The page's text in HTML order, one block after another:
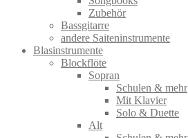
Zubehör
Bassgitarre
andere Saiteninstrumente
Blasinstrumente
Blockflöte
Sopran
Schulen & mehr
Mit Klavier
Solo & Duette
Alt